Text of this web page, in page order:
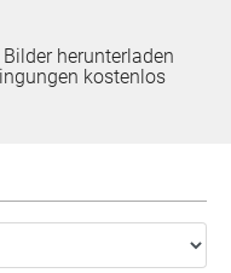
herunterladen
kostenlos